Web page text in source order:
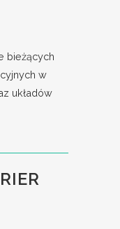
bieżących
w
układów